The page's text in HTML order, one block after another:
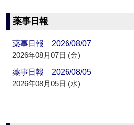
薬事日報
薬事日報 2026/08/07
2026年08月07日 (金)
薬事日報 2026/08/05
2026年08月05日 (水)